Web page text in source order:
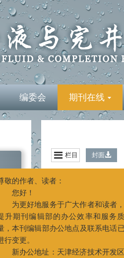
编委会 期刊在线
栏目 封面
选择全部
目录
2020, 37(5).
、读者：
地服务于广大作者和读者，
辑部的办公效率和服务质
辑部办公地点及联系电话已
地址：天津经济技术开发区
号中国石油天津大厦A517